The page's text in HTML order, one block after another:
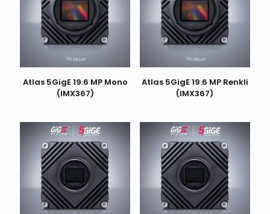
Atlas 5GigE 19.6 MP Mono
(IMX367)
Atlas 5GigE 19.6 MP Renkli
(IMX367)